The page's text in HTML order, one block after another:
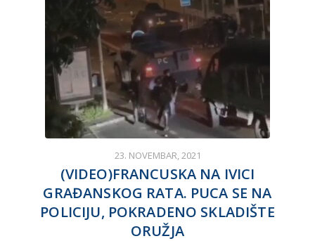
23. NOVEMBAR, 2021
(VIDEO)FRANCUSKA NA IVICI
GRAĐANSKOG RATA. PUCA SE NA
POLICIJU, POKRADENO SKLADIŠTE
ORUŽJA